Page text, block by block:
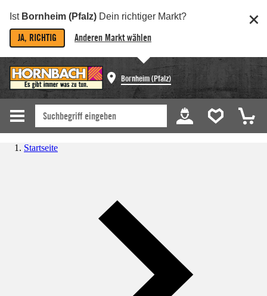
Ist Bornheim (Pfalz) Dein richtiger Markt?
JA, RICHTIG Anderen Markt wählen
Bornheim (Pfalz)
Startseite